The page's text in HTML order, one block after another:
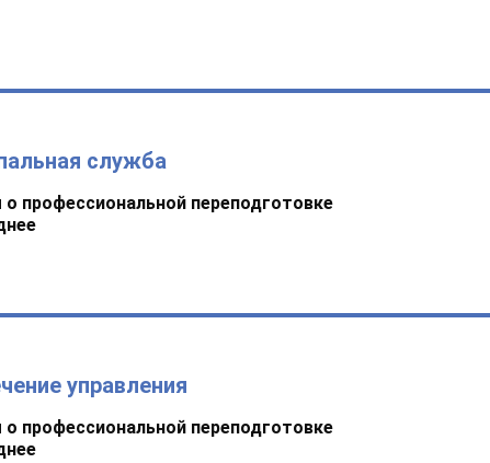
служба
профессиональной переподготовке
управления
профессиональной переподготовке